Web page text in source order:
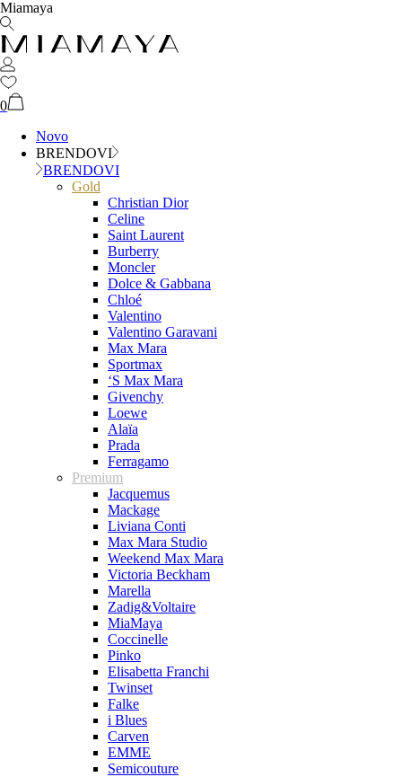
Miamaya
0
Novo
BRENDOVI
BRENDOVI
Gold
Christian Dior
Celine
Saint Laurent
Burberry
Moncler
Dolce & Gabbana
Chloé
Valentino
Valentino Garavani
Max Mara
Sportmax
‘S Max Mara
Givenchy
Loewe
Alaïa
Prada
Ferragamo
Premium
Jacquemus
Mackage
Liviana Conti
Max Mara Studio
Weekend Max Mara
Victoria Beckham
Marella
Zadig&Voltaire
MiaMaya
Coccinelle
Pinko
Elisabetta Franchi
Twinset
Falke
i Blues
Carven
EMME
Semicouture